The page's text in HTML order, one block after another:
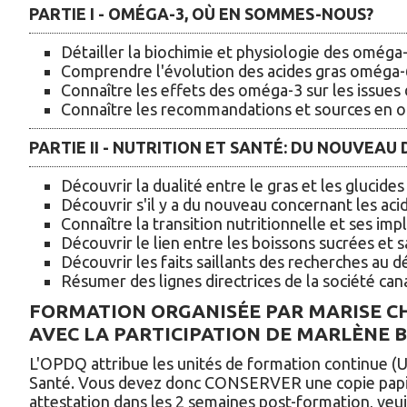
PARTIE I - OMÉGA-3, OÙ EN SOMMES-NOUS?
Détailler la biochimie et physiologie des
Comprendre l'évolution des acides gras
Connaître les effets des oméga-3 sur les issues
Connaître les recommandations et sources en
PARTIE II - NUTRITION ET SANTÉ: DU NOUVEAU
Découvrir la dualité entre le gras et les
Découvrir s'il y a du nouveau concernant les
Connaître la transition nutritionnelle et ses
Découvrir le lien entre les boissons sucrées et
Découvrir les faits saillants des recherches au
Résumer des lignes directrices de la société
FORMATION ORGANISÉE PAR MARISE
AVEC LA PARTICIPATION DE MARLÈNE
L'OPDQ attribue les unités de formation continue
Santé. Vous devez donc CONSERVER une copie
attestation dans les 2 semaines post-formation,